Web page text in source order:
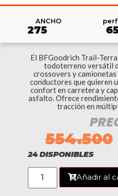
ANCHO
275
El BFGoodrich Trail-
todoterreno versátil
crossovers y
conductores que quieren
confort en carretera y
asfalto. Ofrece
tracción en
554.500
24 DISPONIBLES
Añadir al